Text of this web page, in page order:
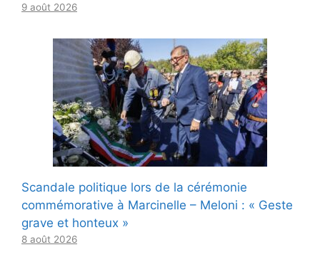
9 août 2026
Scandale politique lors de la cérémonie
commémorative à Marcinelle – Meloni : « Geste
grave et honteux »
8 août 2026